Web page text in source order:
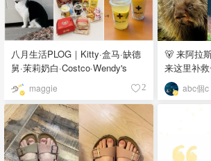
八月生活PLOG｜Kitty·盒马·缺德
舅·茉莉奶白·Costco·Wendy's
maggie 2
🐻 来阿拉
来这里补救
abc個c